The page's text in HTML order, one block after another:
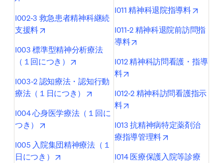
I002-3 救急患者精神科継続
支援料
opens in new tab/window
I003 標準型精神分析療法
（１回につき）
opens in new tab/window
I003-2 認知療法・認知行動
療法（１日につき）
opens in new tab/window
I004 心身医学療法（１回に
つき）
opens in new tab/window
I005 入院集団精神療法（１
日につき）
opens in new tab/window
I011 精神科退院指導料
I011-2 精神科退院前訪問指
導料
I012 精神科訪問看護・指導
料
I012-2 精神科訪問看護指示
料
I013 抗精神病特定薬剤治
療指導管理料
I014 医療保護入院等診療